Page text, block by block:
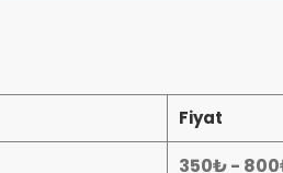
Fiyat
350₺ -